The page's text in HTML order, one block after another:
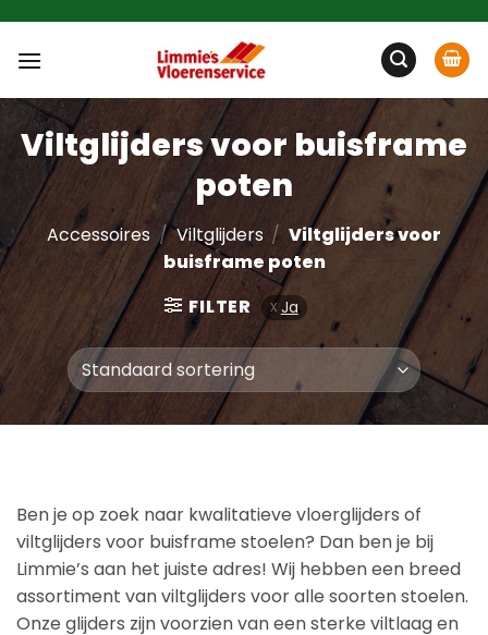
inhoud
Viltglijders voor buisframe
poten
Accessoires / Viltglijders / Viltglijders voor
buisframe poten
FILTER
Ja
Ben je op zoek naar kwalitatieve vloerglijders of
viltglijders voor buisframe stoelen? Dan ben je bij
Limmie’s aan het juiste adres! Wij hebben een breed
assortiment van viltglijders voor alle soorten stoelen.
Onze glijders zijn voorzien van een sterke viltlaag en